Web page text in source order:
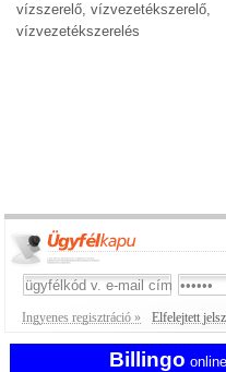
vízszerelő, vízvezetékszerelő,
vízvezetékszerelés
Ingyenes regisztráció » Elfelejtett
Billingo